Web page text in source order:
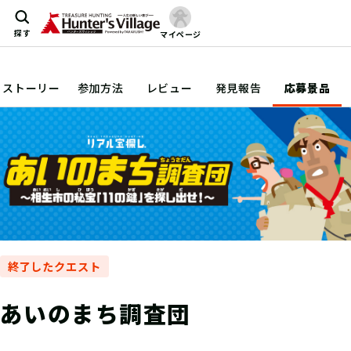
探す マイページ
ストーリー 参加方法 レビュー 発見報告 応募景品
終了したクエスト
あいのまち調査団